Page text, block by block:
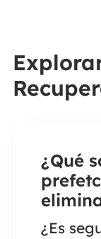
¿Qué
¿Es